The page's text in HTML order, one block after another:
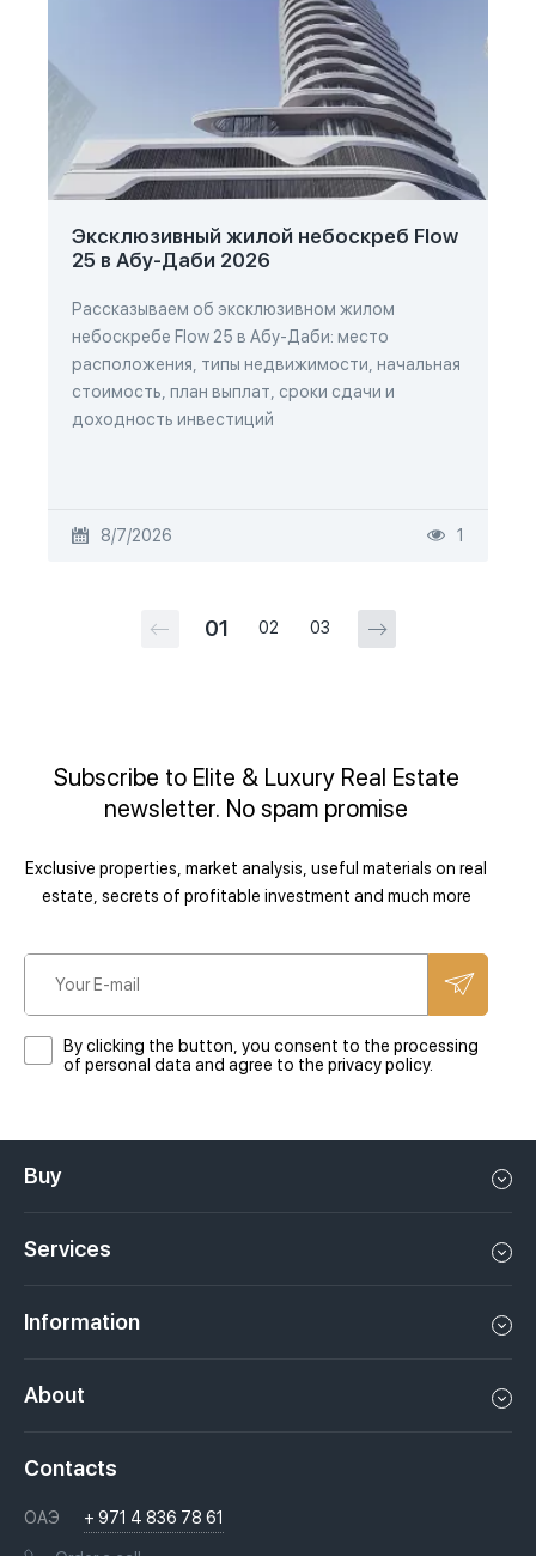
Эксклюзивный жилой небоскреб Flow
25 в Абу-Даби 2026
Рассказываем об эксклюзивном жилом
небоскребе Flow 25 в Абу-Даби: место
расположения, типы недвижимости, начальная
стоимость, план выплат, сроки сдачи и
доходность инвестиций
8/7/2026 1
01 02 03
Subscribe to Elite & Luxury Real Estate
newsletter. No spam promise
Exclusive properties, market analysis, useful materials on real
estate, secrets of profitable investment and much more
By clicking the button, you consent to the processing
of personal data and agree to the privacy policy.
Buy
Apartments in Dubai
Penthouse in Dubai
Services
Rent a property in Dubai, UAE
Недвижимость за криптовалюту в Дубае
Moving to Dubai, UAE
Information
Laws
Questions And Answers
About
Licenses
Contacts
ОАЭ + 971 4 836 78 61